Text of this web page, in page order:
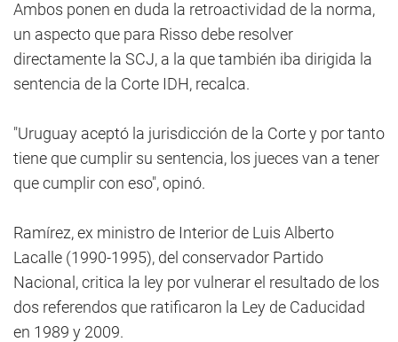
Ambos ponen en duda la retroactividad de la norma,
un aspecto que para Risso debe resolver
directamente la SCJ, a la que también iba dirigida la
sentencia de la Corte IDH, recalca.
"Uruguay aceptó la jurisdicción de la Corte y por tanto
tiene que cumplir su sentencia, los jueces van a tener
que cumplir con eso", opinó.
Ramírez, ex ministro de Interior de Luis Alberto
Lacalle (1990-1995), del conservador Partido
Nacional, critica la ley por vulnerar el resultado de los
dos referendos que ratificaron la Ley de Caducidad
en 1989 y 2009.